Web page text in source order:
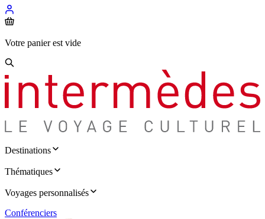
Votre panier est vide
Destinations
Thématiques
Voyages personnalisés
Conférenciers